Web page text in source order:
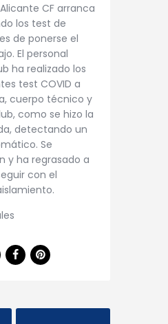
CF arranca
los test de
de ponerse el
El personal
ha realizado los
test COVID a
cuerpo técnico y
como se hizo la
detectando un
Se
y ha regrasado a
con el